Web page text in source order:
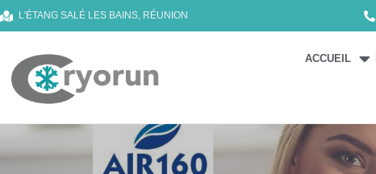
L'ÉTANG SALÉ LES BAINS, RÉUNION
ACCUEIL